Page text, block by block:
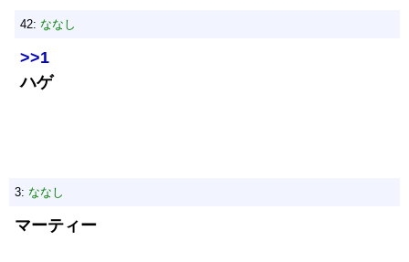
42: ななし
>>1
ハゲ
3: ななし
マーティー